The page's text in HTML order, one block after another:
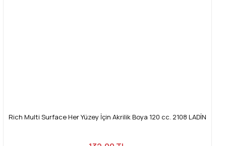
Rich Multi Surface Her Yüzey İçin Akrilik Boya 120 cc. 2108 LADİN